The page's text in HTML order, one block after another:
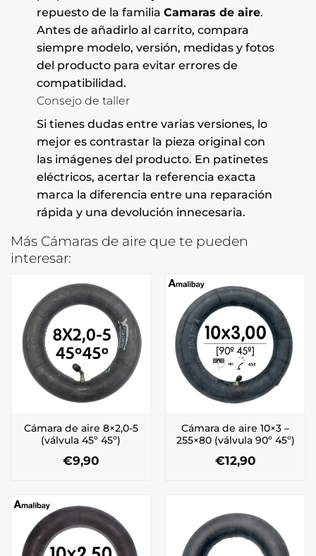
repuesto de la familia Camaras de aire.
Antes de añadirlo al carrito, compara
siempre modelo, versión, medidas y fotos
del producto para evitar errores de
compatibilidad.
Consejo de taller
Si tienes dudas entre varias versiones, lo
mejor es contrastar la pieza original con
las imágenes del producto. En patinetes
eléctricos, acertar la referencia exacta
marca la diferencia entre una reparación
rápida y una devolución innecesaria.
Más Cámaras de aire que te pueden
interesar:
Cámara de aire 8×2,0-5
(válvula 45º 45º)
€9,90
Cámara de aire 10×3 –
255×80 (válvula 90º 45º)
€12,90